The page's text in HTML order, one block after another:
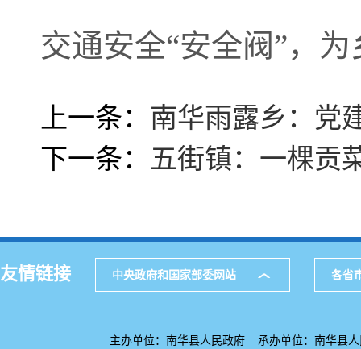
交通安全“安全阀”，
上一条： 南华雨露乡：党
下一条： 五街镇：一棵贡
友情链接 中央政府和国家部委网站 各省
主办单位：南华县人民政府 承办单位：南华县人